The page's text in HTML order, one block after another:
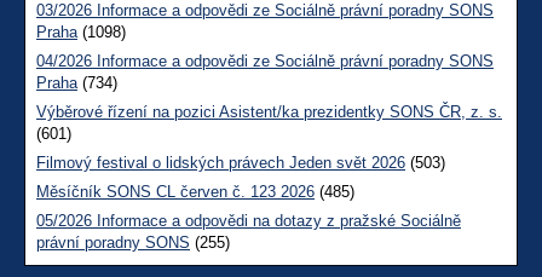
03/2026 Informace a odpovědi ze Sociálně právní poradny SONS
Praha(1098)
04/2026 Informace a odpovědi ze Sociálně právní poradny SONS
Praha(734)
Výběrové řízení na pozici Asistent/ka prezidentky SONS ČR, z. s.
(601)
Filmový festival o lidských právech Jeden svět 2026 (503)
Měsíčník SONS CL červen č. 123 2026 (485)
05/2026 Informace a odpovědi na dotazy z pražské Sociálně
právní poradny SONS (255)